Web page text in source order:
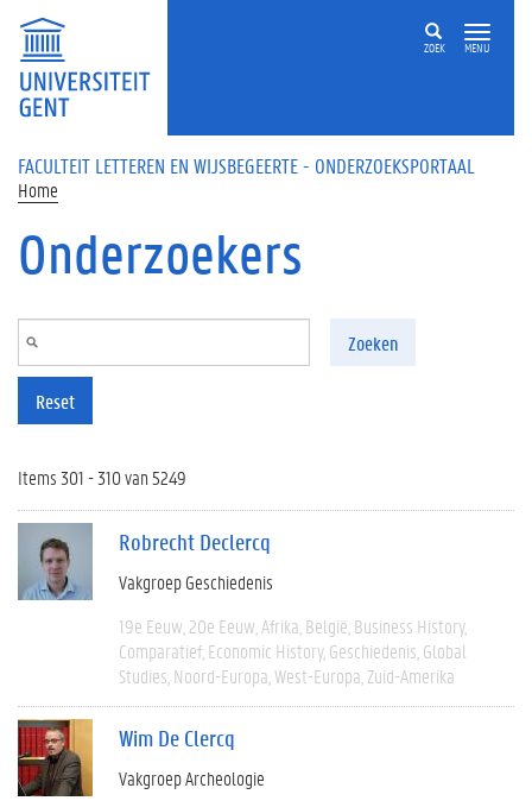
Overslaan en naar de inhoud gaan
ZOEK MENU
FACULTEIT LETTEREN EN WIJSBEGEERTE - ONDERZOEKSPORTAAL
Home
Onderzoekers
Zoeken
Reset
Items 301 - 310 van 5249
Robrecht Declercq
Vakgroep Geschiedenis
19e Eeuw 20e Eeuw Afrika België Business History
Comparatief Economic History Geschiedenis Global
Studies Noord-Europa West-Europa Zuid-Amerika
Wim De Clercq
Vakgroep Archeologie